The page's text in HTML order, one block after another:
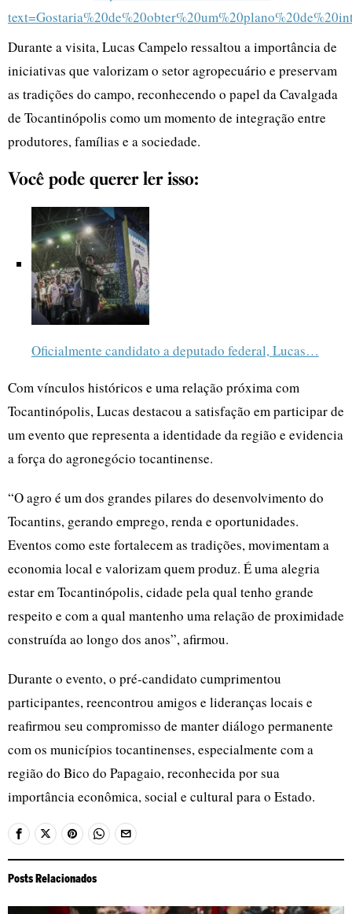
Durante a visita, Lucas Campelo ressaltou a importância de
iniciativas que valorizam o setor agropecuário e preservam
as tradições do campo, reconhecendo o papel da Cavalgada
de Tocantinópolis como um momento de integração entre
produtores, famílias e a sociedade.
Você pode querer ler isso:
Oficialmente candidato a deputado federal, Lucas…
Com vínculos históricos e uma relação próxima com
Tocantinópolis, Lucas destacou a satisfação em participar de
um evento que representa a identidade da região e evidencia
a força do agronegócio tocantinense.
“O agro é um dos grandes pilares do desenvolvimento do
Tocantins, gerando emprego, renda e oportunidades.
Eventos como este fortalecem as tradições, movimentam a
economia local e valorizam quem produz. É uma alegria
estar em Tocantinópolis, cidade pela qual tenho grande
respeito e com a qual mantenho uma relação de proximidade
construída ao longo dos anos”, afirmou.
Durante o evento, o pré-candidato cumprimentou
participantes, reencontrou amigos e lideranças locais e
reafirmou seu compromisso de manter diálogo permanente
com os municípios tocantinenses, especialmente com a
região do Bico do Papagaio, reconhecida por sua
importância econômica, social e cultural para o Estado.
Posts Relacionados